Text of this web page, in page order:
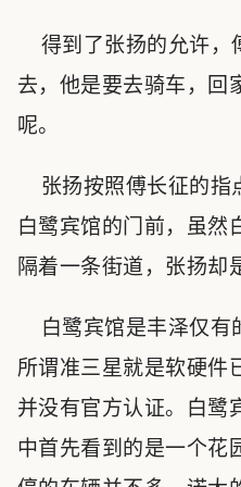
得到了张扬的允许，
去，他是要去骑车，回
呢。
张扬按照傅长征的指
白鹭宾馆的门前，虽然
隔着一条街道，张扬却
白鹭宾馆是丰泽仅有
所谓准三星就是软硬件
并没有官方认证。白鹭
中首先看到的是一个花